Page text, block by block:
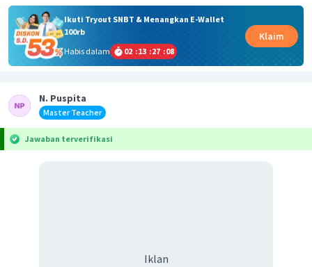
Ikuti Tryout SNBT & Menangkan E-Wallet
100rb
Habis dalam
02 :13 :27 :08
Klaim
N. Puspita
Master Teacher
Jawaban terverifikasi
Iklan